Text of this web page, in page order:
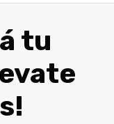
tu